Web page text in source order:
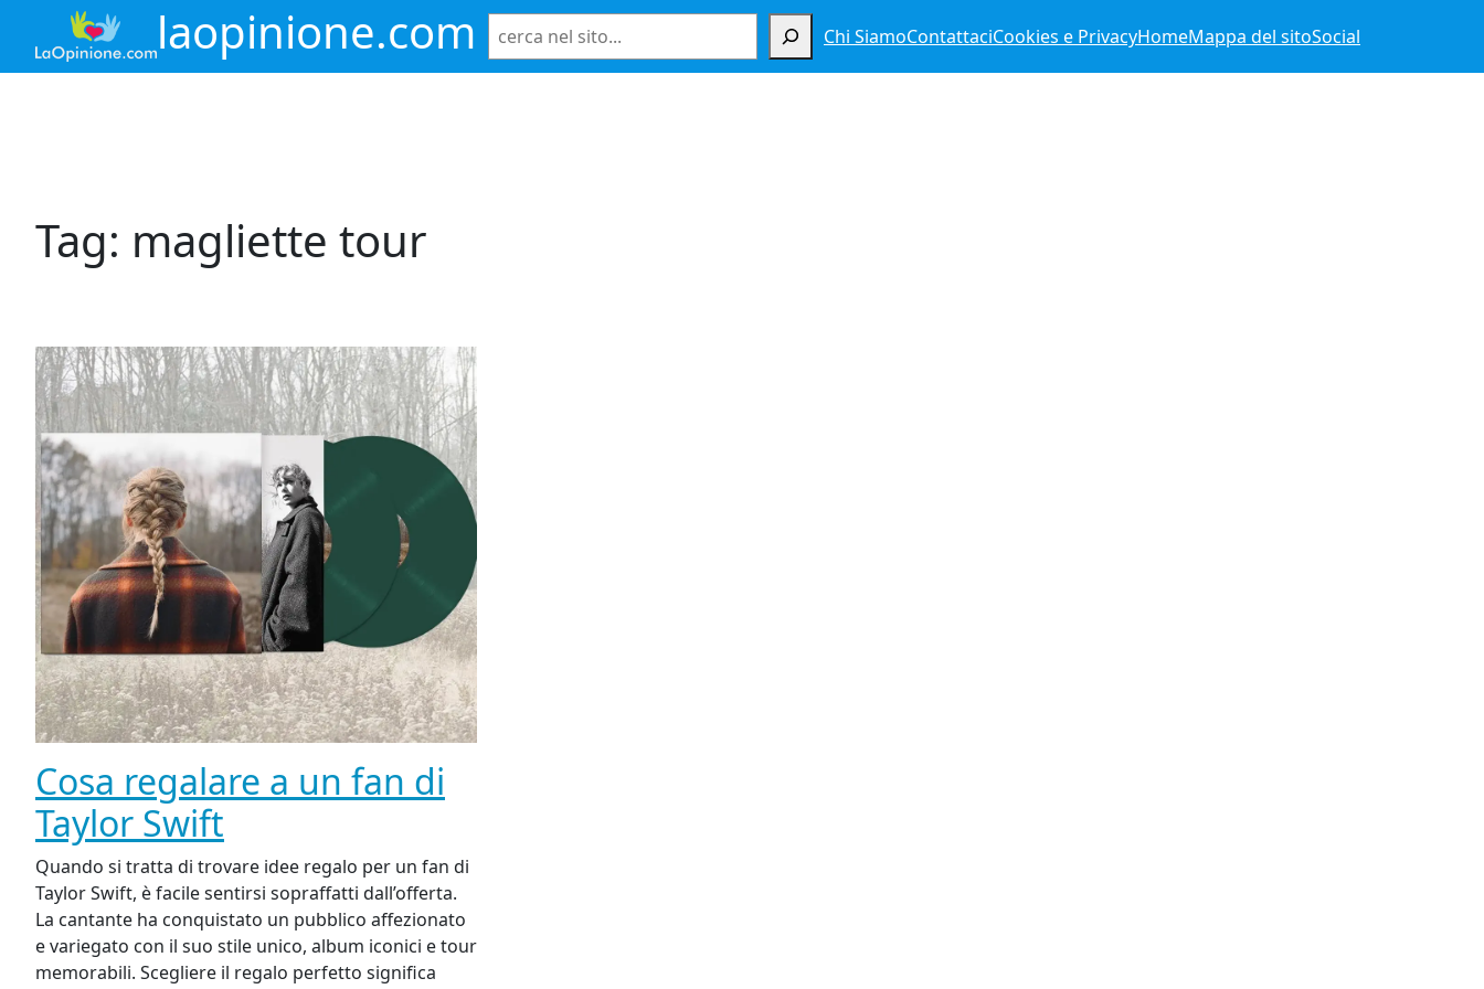
contenuto
laopinione.com Chi SiamoContattaciCookies e PrivacyHomeMappa del sitoSocial
Tag: magliette tour
Cosa regalare a un fan di
Taylor Swift
Quando si tratta di trovare idee regalo per un fan di
Taylor Swift, è facile sentirsi sopraffatti dall’offerta.
La cantante ha conquistato un pubblico affezionato
e variegato con il suo stile unico, album iconici e tour
memorabili. Scegliere il regalo perfetto significa